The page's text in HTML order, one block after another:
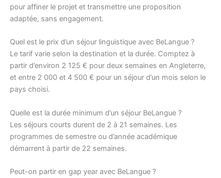
pour affiner le projet et transmettre une proposition
adaptée, sans engagement.
Quel est le prix d’un séjour linguistique avec BeLangue ?
Le tarif varie selon la destination et la durée. Comptez à
partir d’environ 2 125 € pour deux semaines en Angleterre,
et entre 2 000 et 4 500 € pour un séjour d’un mois selon le
pays choisi.
Quelle est la durée minimum d’un séjour BeLangue ?
Les séjours courts durent de 2 à 21 semaines. Les
programmes de semestre ou d’année académique
démarrent à partir de 22 semaines.
Peut-on partir en gap year avec BeLangue ?